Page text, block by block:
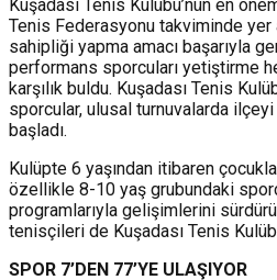
Kuşadası Tenis Kulübü’nün en
Tenis Federasyonu takviminde
sahipliği yapma amacı başarıyla
performans sporcuları yetiştirme
karşılık buldu. Kuşadası Tenis
sporcular, ulusal turnuvalarda
başladı.
Kulüpte 6 yaşından itibaren
özellikle 8-10 yaş grubundaki
programlarıyla gelişimlerini
tenisçileri de Kuşadası Tenis
SPOR 7’DEN 77’YE ULAŞIYOR